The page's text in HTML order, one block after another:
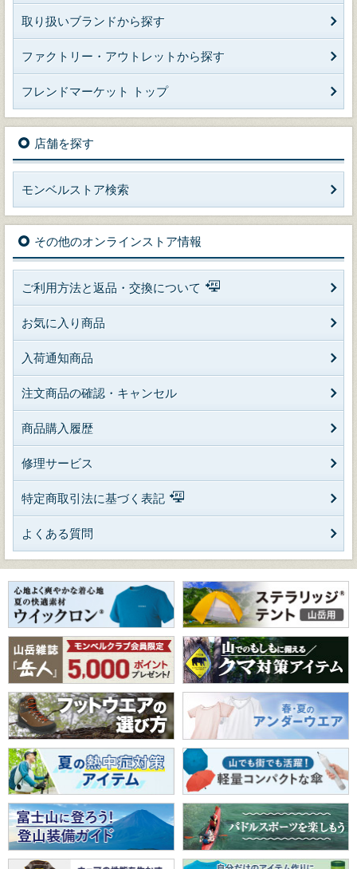
取り扱いブランドから探す
ファクトリー・アウトレットから探す
フレンドマーケット トップ
店舗を探す
モンベルストア検索
その他のオンラインストア情報
ご利用方法と返品・交換について
お気に入り商品
入荷通知商品
注文商品の確認・キャンセル
商品購入履歴
修理サービス
特定商取引法に基づく表記
よくある質問